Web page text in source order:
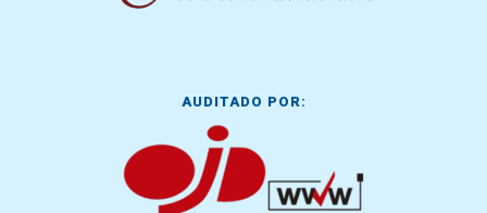
AUDITADO POR: